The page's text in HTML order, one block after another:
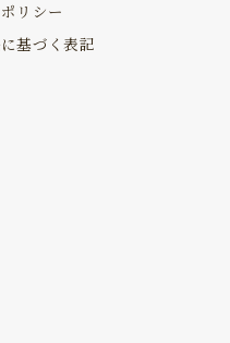
リシー
基づく表記